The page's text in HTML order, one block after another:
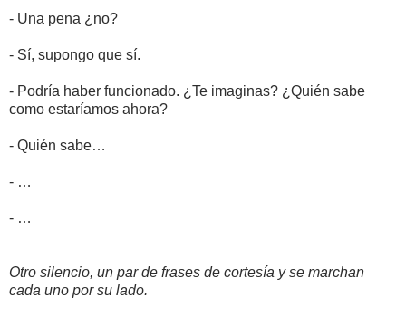
- Una pena ¿no?
- Sí, supongo que sí.
- Podría haber funcionado. ¿Te imaginas? ¿Quién sabe
como estaríamos ahora?
- Quién sabe…
- …
- …
Otro silencio, un par de frases de cortesía y se marchan
cada uno por su lado.